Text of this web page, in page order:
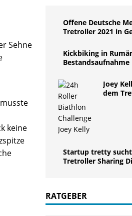
Sehne
keine
Offene Deutsche
Tretroller 2021 in
Kickbiking in
Bestandsaufnahme
Joey
dem
Startup tretty
Tretroller Sharing
RATGEBER